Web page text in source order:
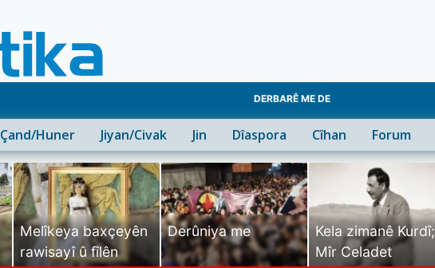
DERBARÊ ME DE
Çand/Huner Jiyan/Civak Jin Dîaspora Cîhan Forum
Melîkeya baxçeyên
rawisayî û fîlên
Derûniya me
Kela zimanê Kurdî;
Mîr Celadet